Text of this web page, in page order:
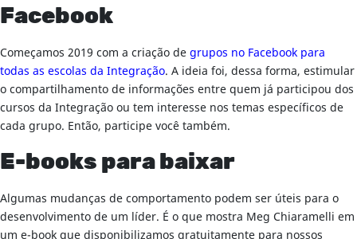
Facebook
Começamos 2019 com a criação degrupos no Facebook para
todas as escolas da Integração. A ideia foi, dessa forma, estimular
o compartilhamento de informações entre quem já participou dos
cursos da Integração ou tem interesse nos temas específicos de
cada grupo. Então, participe você também.
E-books para baixar
Algumas mudanças de comportamento podem ser úteis para o
desenvolvimento de um líder. É o que mostra Meg Chiaramelli em
um e-book que disponibilizamos gratuitamente para nossos